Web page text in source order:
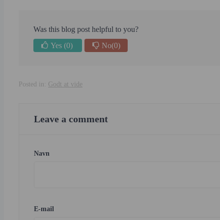
Was this blog post helpful to you?
Yes (0) No(0)
Posted in: Godt at vide
Leave a comment
Navn
E-mail